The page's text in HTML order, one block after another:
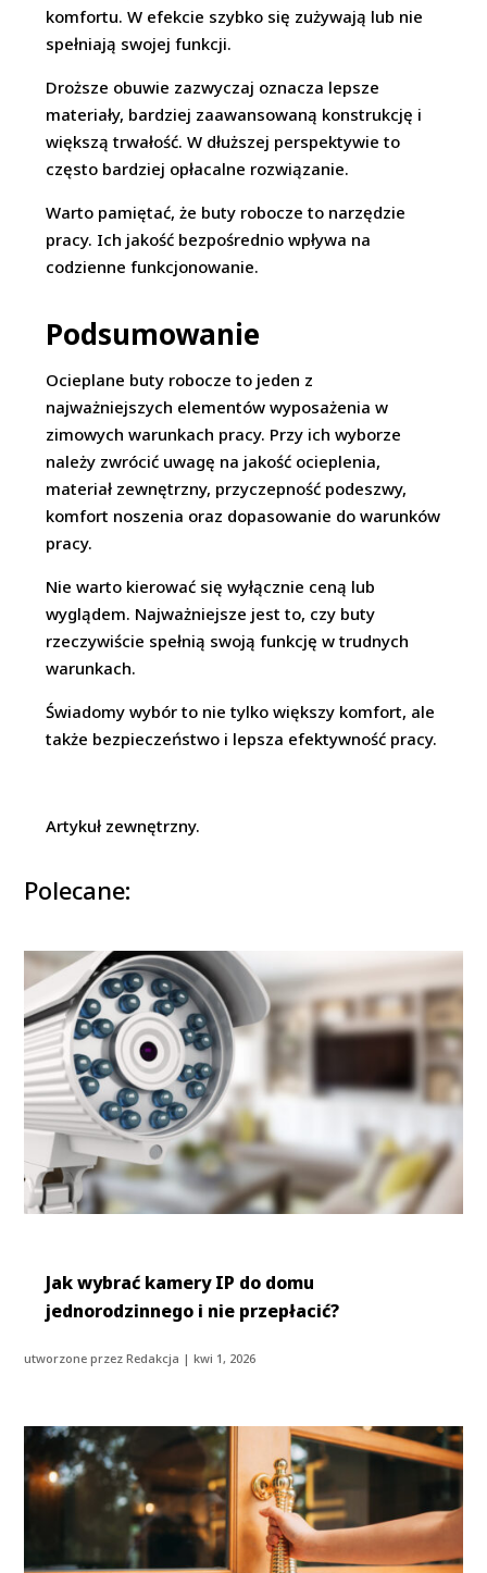
komfortu. W efekcie szybko się zużywają lub nie
spełniają swojej funkcji.
Droższe obuwie zazwyczaj oznacza lepsze
materiały, bardziej zaawansowaną konstrukcję i
większą trwałość. W dłuższej perspektywie to
często bardziej opłacalne rozwiązanie.
Warto pamiętać, że buty robocze to narzędzie
pracy. Ich jakość bezpośrednio wpływa na
codzienne funkcjonowanie.
Podsumowanie
Ocieplane buty robocze to jeden z
najważniejszych elementów wyposażenia w
zimowych warunkach pracy. Przy ich wyborze
należy zwrócić uwagę na jakość ocieplenia,
materiał zewnętrzny, przyczepność podeszwy,
komfort noszenia oraz dopasowanie do warunków
pracy.
Nie warto kierować się wyłącznie ceną lub
wyglądem. Najważniejsze jest to, czy buty
rzeczywiście spełnią swoją funkcję w trudnych
warunkach.
Świadomy wybór to nie tylko większy komfort, ale
także bezpieczeństwo i lepsza efektywność pracy.
Artykuł zewnętrzny.
Polecane:
Jak wybrać kamery IP do domu
jednorodzinnego i nie przepłacić?
utworzone przezRedakcja |kwi 1, 2026